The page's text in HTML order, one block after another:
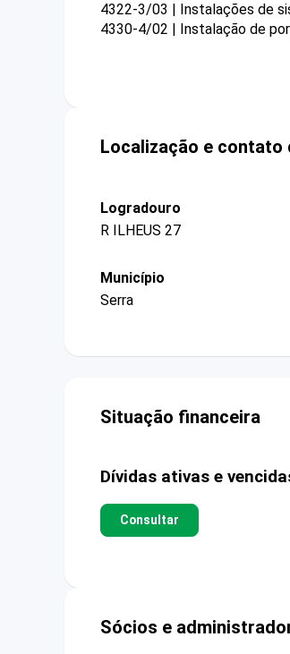
4322-3/03 | Instalações de
4330-4/02 | Instalação de
Localização e contato
Logradouro
R ILHEUS 27
Município
Serra
Situação financeira
Dívidas ativas e
Consultar
Sócios e